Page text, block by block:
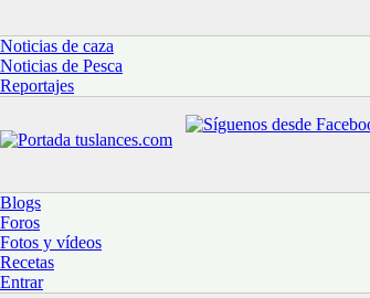
Noticias de caza
Noticias de Pesca
Reportajes
Blogs
Foros
Fotos y vídeos
Recetas
Entrar